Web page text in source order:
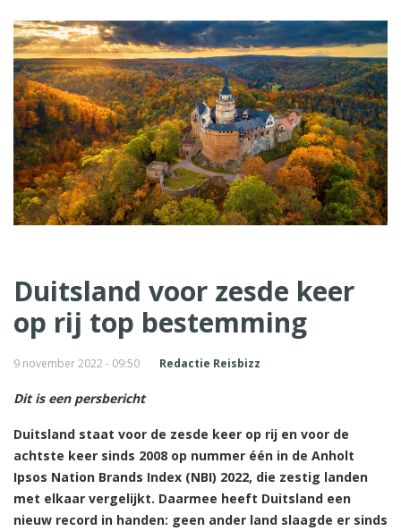
Duitsland voor zesde keer
op rij top bestemming
9 november 2022 - 09:50 Redactie Reisbizz
Dit is een persbericht
Duitsland staat voor de zesde keer op rij en voor de
achtste keer sinds 2008 op nummer één in de Anholt
Ipsos Nation Brands Index (NBI) 2022, die zestig landen
met elkaar vergelijkt. Daarmee heeft Duitsland een
nieuw record in handen: geen ander land slaagde er sinds